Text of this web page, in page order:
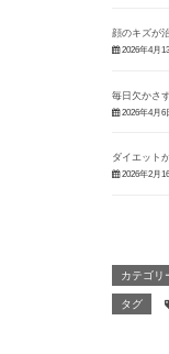
顔のキズが
2026年4月
毎日欠かさ
2026年4月6
ダイエット
2026年2月
カテゴリ
タグ